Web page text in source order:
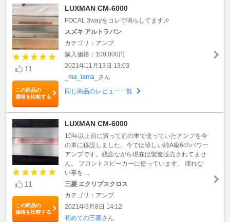
11
この商品の
価格を比較する
LUXMAN CM-6000
FOCAL 3wayをコレで鳴らしてます🎶
スズキ アルトラパン
カテゴリ：アンプ
購入価格：100,000円
2021年11月13日 13:03
_ma_lama_ さん
同じ商品のレビュー一覧
11
この商品の
価格を比較する
LUXMAN CM-6000
10年以上前に買って前の車で使っていたアンプを今
の車に移設しました。今では珍しい純A級6chパワー
アンプです。残念ながら現在は製造販売されてませ
ん。 フロントスピーカーに使っています。 壊れな
い事を ...
三菱 エクリプスクロス
カテゴリ：アンプ
2021年9月8日 14:12
初めての三菱さん